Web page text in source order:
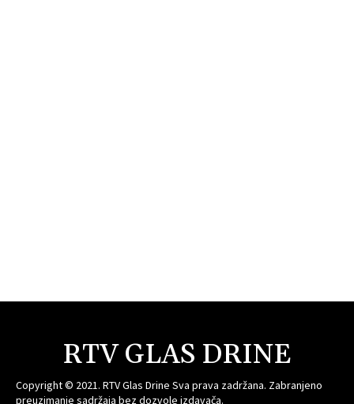
RTV GLAS DRINE
Copyright © 2021. RTV Glas Drine Sva prava zadržana. Zabranjeno
preuzimanje sadržaja bez dozvole izdavača.